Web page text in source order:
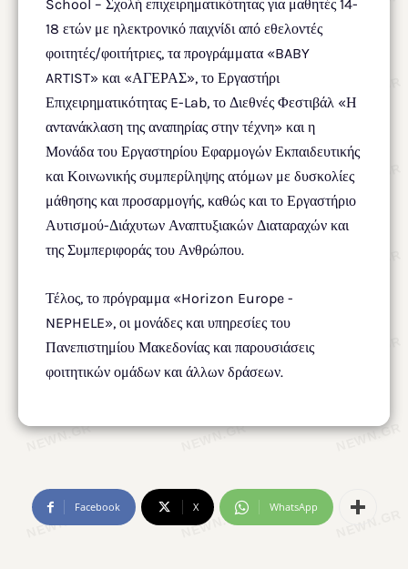
School – Σχολή επιχειρηματικότητας για μαθητές 14-
18 ετών με ηλεκτρονικό παιχνίδι από εθελοντές
φοιτητές/φοιτήτριες, τα προγράμματα «BABY
ARTIST» και «ΑΓΕΡΑΣ», το Εργαστήρι
Επιχειρηματικότητας E-Lab, το Διεθνές Φεστιβάλ «Η
αντανάκλαση της αναπηρίας στην τέχνη» και η
Μονάδα του Εργαστηρίου Εφαρμογών Εκπαιδευτικής
και Κοινωνικής συμπερίληψης ατόμων με δυσκολίες
μάθησης και προσαρμογής, καθώς και το Εργαστήριο
Αυτισμού-Διάχυτων Αναπτυξιακών Διαταραχών και
της Συμπεριφοράς του Ανθρώπου.
Τέλος, το πρόγραμμα «Horizon Europe -
NEPHELE», οι μονάδες και υπηρεσίες του
Πανεπιστημίου Μακεδονίας και παρουσιάσεις
φοιτητικών ομάδων και άλλων δράσεων.
Facebook X WhatsApp